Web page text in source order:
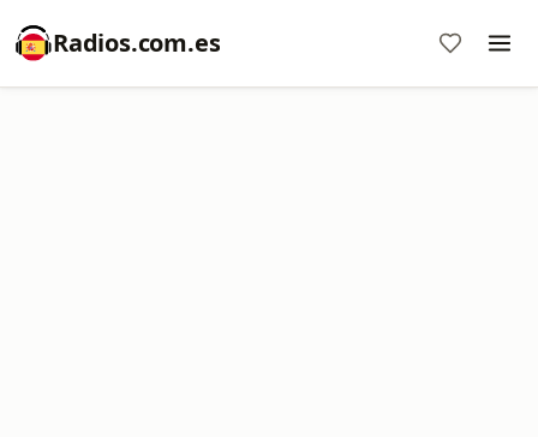
Radios.com.es